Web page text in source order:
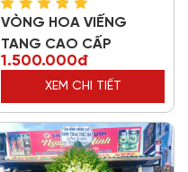
VÒNG HOA VIẾNG
TANG CAO CẤP
1.500.000đ
XEM CHI TIẾT